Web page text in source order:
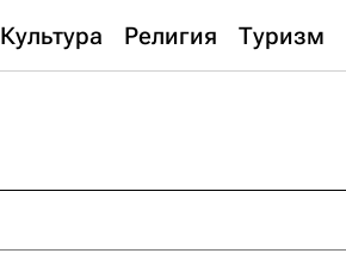
Культура Религия Туризм